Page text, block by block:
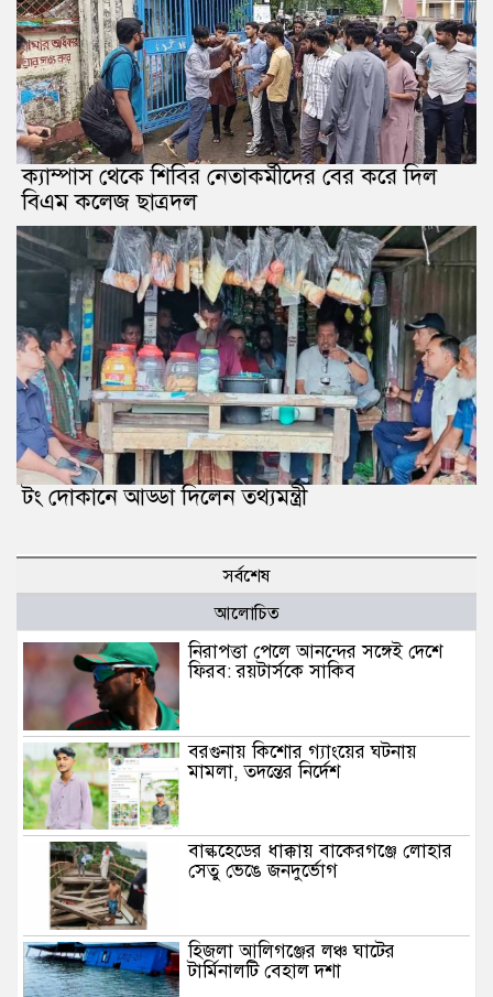
ক্যাম্পাস থেকে শিবির নেতাকর্মীদের বের করে দিল
বিএম কলেজ ছাত্রদল
টং দোকানে আড্ডা দিলেন তথ্যমন্ত্রী
সর্বশেষ
আলোচিত
নিরাপত্তা পেলে আনন্দের সঙ্গেই দেশে
ফিরব: রয়টার্সকে সাকিব
বরগুনায় কিশোর গ্যাংয়ের ঘটনায়
মামলা, তদন্তের নির্দেশ
বাল্কহেডের ধাক্কায় বাকেরগঞ্জে লোহার
সেতু ভেঙে জনদুর্ভোগ
হিজলা আলিগঞ্জের লঞ্চ ঘাটের
টার্মিনালটি বেহাল দশা